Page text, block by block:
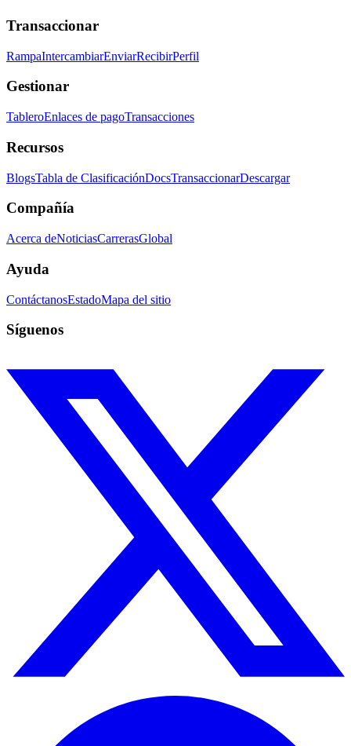
Transaccionar
RampaIntercambiarEnviarRecibirPerfil
Gestionar
TableroEnlaces de pagoTransacciones
Recursos
BlogsTabla de ClasificaciónDocsTransaccionarDescargar
Compañía
Acerca deNoticiasCarrerasGlobal
Ayuda
ContáctanosEstadoMapa del sitio
Síguenos